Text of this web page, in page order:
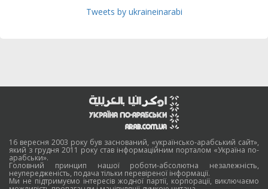
Tweets by ukraineinarabi
16 вересня 2003 року був заснований, «українсько-арабський сайт»,
який з грудня 2011 року став інформаційним порталом «Україна по-
арабськи».
Головний принцип нашої роботи-абсолютна незалежність,
неупередженість, подача тільки перевіреної інформації.
Ми не підтримуємо інтересів жодної партії, корпорації, виключаємо